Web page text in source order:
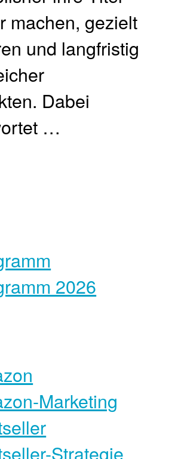
machen, gezielt
und langfristig
Dabei
…
2026
Marketing
Strategie